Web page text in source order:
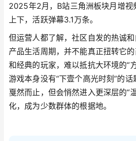
2025年2月，B站三角洲板块月增视
上下，活跃弹幕3.1万条。
但运营人都了解，社区自发的热诚
产品生活周期，并不能真正扭转它
和经典的玩家，难以抵抗大环境的
游戏本身没有“下壹个高光时刻”的话
戛然而止，但会悄然进入更深层的“
化，成为少数群体的根据地。